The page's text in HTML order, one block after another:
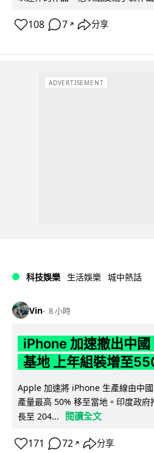
108 7 ↗ 分享
ADVERTISEMENT
科技娛樂 生活娛樂 城中熱話
Vin 8 小時
iPhone 加速撤出中
基地 上年組裝增至
Apple 加速將 iPhone 生產線由中
產量最高 50% 移至當地。印度政
長至 204...
閱讀全文
171 72 ↗ 分享